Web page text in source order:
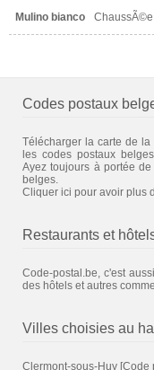
Mulino bianco
Codes postaux
Télécharger la carte de
les codes postaux
Ayez toujours à portée
belges.
Cliquer ici pour avoir plus
Restaurants et
Code-postal.be, c'est
des hôtels et autres
Villes choisies au
Clermont-sous-Huy [Code